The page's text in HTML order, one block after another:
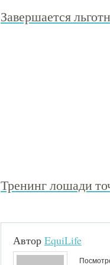
Завершается
Тренинг лошади
Автор EquiLife